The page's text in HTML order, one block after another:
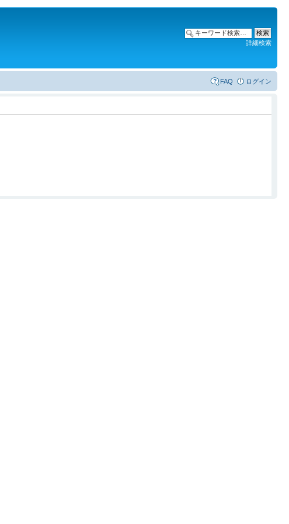
詳細検索
FAQ ログイン